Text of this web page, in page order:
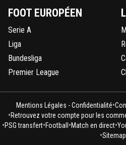
FOOT EUROPÉEN
Serie A
Liga
Bundesliga
Premier League
Mentions Légales - Confidentialité•
•Retrouvez votre compte pour les
•PSG transfert•Football•Match en direct•
•Sitemap